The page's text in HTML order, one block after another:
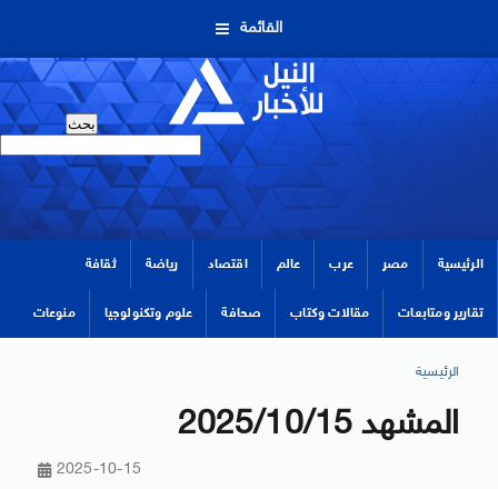
القائمة
الرئيسية مصر عرب عالم اقتصاد رياضة ثقافة
تقارير ومتابعات مقالات وكتاب صحافة علوم وتكنولوجيا منوعات
الرئيسية
المشهد 2025/10/15
2025-10-15